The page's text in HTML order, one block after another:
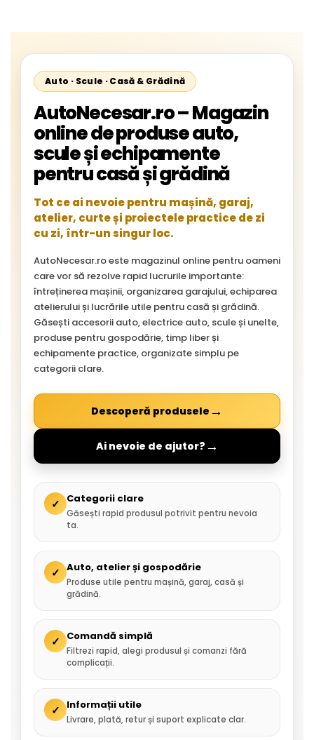
Auto · Scule · Casă & Grădină
AutoNecesar.ro – Magazin
online de produse auto,
scule și echipamente
pentru casă și grădină
Tot ce ai nevoie pentru mașină, garaj,
atelier, curte și proiectele practice de zi
cu zi, într-un singur loc.
AutoNecesar.ro este magazinul online pentru oameni
care vor să rezolve rapid lucrurile importante:
întreținerea mașinii, organizarea garajului, echiparea
atelierului și lucrările utile pentru casă și grădină.
Găsești accesorii auto, electrice auto, scule și unelte,
produse pentru gospodărie, timp liber și
echipamente practice, organizate simplu pe
categorii clare.
Descoperă produsele →
Ai nevoie de ajutor? →
✓ Categorii clare
Găsești rapid produsul potrivit pentru nevoia
ta.
✓ Auto, atelier și gospodărie
Produse utile pentru mașină, garaj, casă și
grădină.
✓ Comandă simplă
Filtrezi rapid, alegi produsul și comanzi fără
complicații.
✓ Informații utile
Livrare, plată, retur și suport explicate clar.